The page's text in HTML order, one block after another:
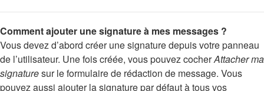
Comment ajouter une signature à mes messages ?
Vous devez d’abord créer une signature depuis votre panneau
de l’utilisateur. Une fois créée, vous pouvez cocherAttacher ma
signaturesur le formulaire de rédaction de message. Vous
pouvez aussi ajouter la signature par défaut à tous vos